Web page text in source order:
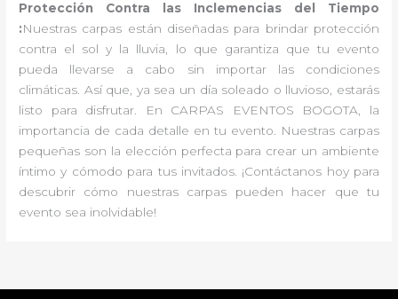
Protección Contra las Inclemencias del Tiempo
:Nuestras carpas están diseñadas para brindar protección
contra el sol y la lluvia, lo que garantiza que tu evento
pueda llevarse a cabo sin importar las condiciones
climáticas. Así que, ya sea un día soleado o lluvioso, estarás
listo para disfrutar. En CARPAS EVENTOS BOGOTA, la
importancia de cada detalle en tu evento. Nuestras carpas
pequeñas son la elección perfecta para crear un ambiente
íntimo y cómodo para tus invitados. ¡Contáctanos hoy para
descubrir cómo nuestras carpas pueden hacer que tu
evento sea inolvidable!